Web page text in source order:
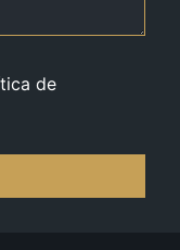
de